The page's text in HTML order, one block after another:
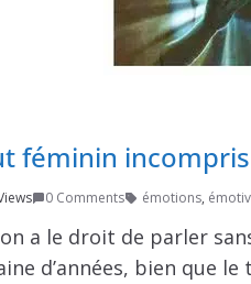
féminin incompris
0 Comments émotions,
a le droit de parler
d’années, bien que